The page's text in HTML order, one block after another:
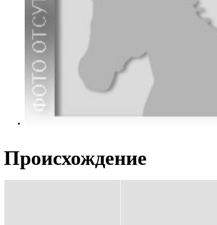
Происхождение